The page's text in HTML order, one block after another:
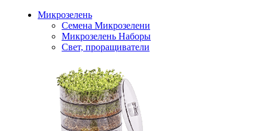
Микрозелень
Семена Микрозелени
Микрозелень Наборы
Свет, проращиватели